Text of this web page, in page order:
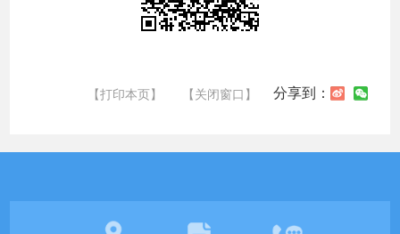
【打印本页】 【关闭窗口】 分享到：